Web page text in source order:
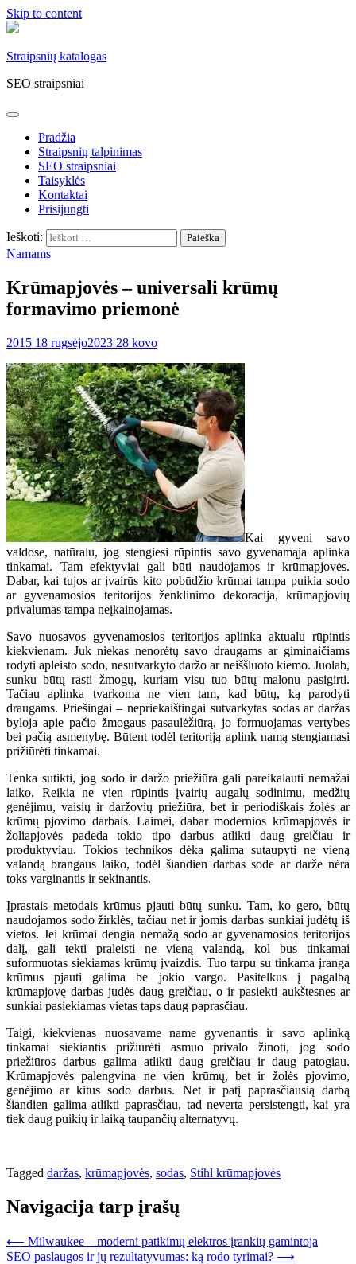
Skip to content
Straipsnių katalogas
SEO straipsniai
Pradžia
Straipsnių talpinimas
SEO straipsniai
Taisyklės
Kontaktai
Prisijungti
Ieškoti:
Namams
Krūmapjovės – universali krūmų
formavimo priemonė
2015 18 rugsėjo2023 28 kovo
Kai gyveni savo
valdose, natūralu, jog stengiesi rūpintis savo gyvenamąja aplinka
tinkamai. Tam efektyviai gali būti naudojamos ir krūmapjovės.
Dabar, kai tujos ar įvairūs kito pobūdžio krūmai tampa puikia sodo
ar gyvenamosios teritorijos ženklinimo dekoracija, krūmapjovių
privalumas tampa neįkainojamas.
Savo nuosavos gyvenamosios teritorijos aplinka aktualu rūpintis
kiekvienam. Juk niekas nenorėtų savo draugams ar giminaičiams
rodyti apleisto sodo, nesutvarkyto daržo ar neiššluoto kiemo. Juolab,
sunku būtų rasti žmogų, kuriam visu tuo būtų malonu pasigirti.
Tačiau aplinka tvarkoma ne vien tam, kad būtų, ką parodyti
draugams. Priešingai – nepriekaištingai sutvarkytas sodas ar daržas
byloja apie pačio žmogaus pasaulėžiūrą, jo formuojamas vertybes
bei pačią asmenybę. Būtent todėl teritoriją aplink namą stengiamasi
prižiūrėti tinkamai.
Tenka sutikti, jog sodo ir daržo priežiūra gali pareikalauti nemažai
laiko. Reikia ne vien rūpintis įvairių augalų sodinimu, medžių
genėjimu, vaisių ir daržovių priežiūra, bet ir periodiškais žolės ar
krūmų pjovimo darbais. Laimei, dabar modernios krūmapjovės ir
žoliapjovės padeda tokio tipo darbus atlikti daug greičiau ir
produktyviau. Tokios technikos dėka galima sutaupyti ne vieną
valandą brangaus laiko, todėl šiandien darbas sode ar darže nėra
toks varginantis ir sekinantis.
Įprastais metodais krūmus pjauti būtų sunku. Tam, ko gero, būtų
naudojamos sodo žirklės, tačiau net ir jomis darbas sunkiai judėtų iš
vietos. Jei krūmai dengia nemažą sodo ar gyvenamosios teritorijos
dalį, gali tekti praleisti ne vieną valandą, kol bus tinkamai
suformuotas siekiamas krūmų įvaizdis. Tuo tarpu su tinkama įranga
krūmus pjauti galima be jokio vargo. Pasitelkus į pagalbą
krūmapjovę darbas judės daug greičiau, o ir pasiekti aukštesnes ar
sunkiai pasiekiamas vietas taps daug paprasčiau.
Taigi, kiekvienas nuosavame name gyvenantis ir savo aplinką
tinkamai siekiantis prižiūrėti asmuo privalo žinoti, jog sodo
priežiūros darbus galima atlikti daug greičiau ir daug patogiau.
Krūmapjovės palengvina ne vien krūmų, bet ir žolės pjovimo,
genėjimo ar kitus sodo darbus. Net ir patį paprasčiausią darbą
šiandien galima atlikti paprasčiau, tad neverta persistengti, kai yra
tiek daug puikių ir laiką taupančių alternatyvų.
Tagged daržas, krūmapjovės, sodas, Stihl krūmapjovės
Navigacija tarp įrašų
⟵ Milwaukee – moderni patikimų elektros įrankių gamintoja
SEO paslaugos ir jų rezultatyvumas: ką rodo tyrimai? ⟶